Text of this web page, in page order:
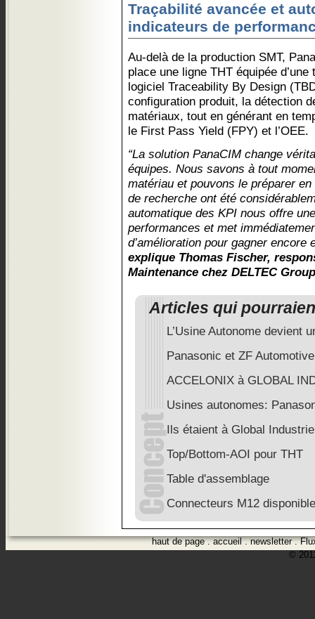
Traçabilité avancée et
indicateurs de
Au-delà de la production SMT,
place une ligne THT équipée
logiciel Traceability By Design
configuration produit, la détection
matériaux, tout en générant en
le First Pass Yield (FPY) et l’OEE.
“La solution PanaCIM change
équipes. Nous savons à tout
matériau et pouvons le préparer
de recherche ont été
automatique des KPI nous offre
performances et met
d’amélioration pour gagner encore
explique Thomas Fischer,
Maintenance chez DELTEC Group
Articles qui
L’Usine Autonome devient
Panasonic et ZF Automotive
ACCELONIX à GLOBAL
Usines autonomes:
Ils étaient à Global
Top/Bottom-AOI pour THT
Table d'assemblage
Connecteurs M12
haut de page.accueil.newsletter.
©